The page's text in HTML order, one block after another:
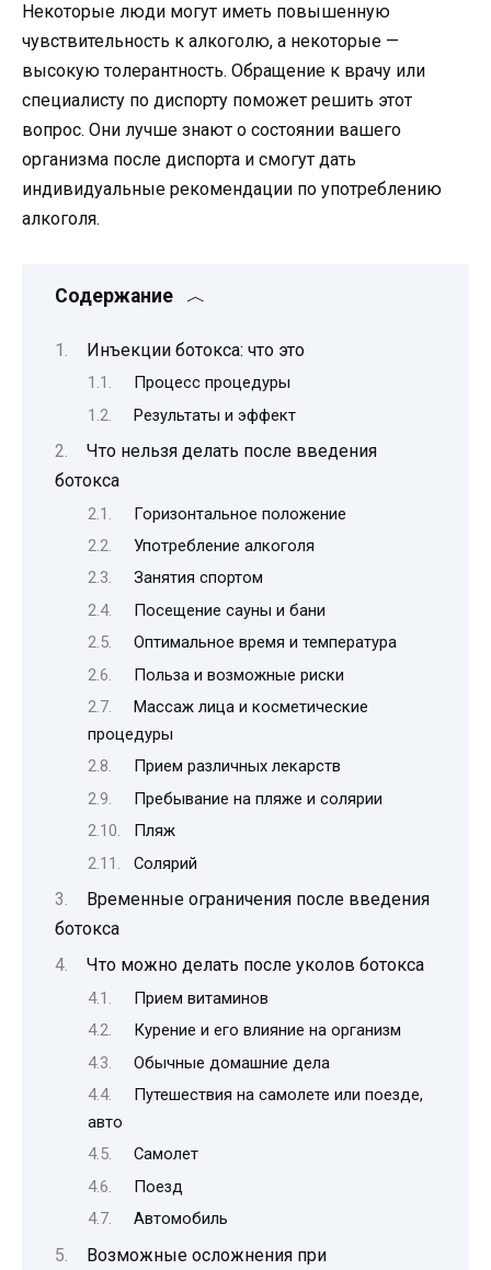
Некоторые люди могут иметь повышенную
чувствительность к алкоголю, а некоторые —
высокую толерантность. Обращение к врачу или
специалисту по диспорту поможет решить этот
вопрос. Они лучше знают о состоянии вашего
организма после диспорта и смогут дать
индивидуальные рекомендации по употреблению
алкоголя.
Содержание
Инъекции ботокса: что это
Процесс процедуры
Результаты и эффект
Что нельзя делать после введения
ботокса
Горизонтальное положение
Употребление алкоголя
Занятия спортом
Посещение сауны и бани
Оптимальное время и температура
Польза и возможные риски
Массаж лица и косметические
процедуры
Прием различных лекарств
Пребывание на пляже и солярии
Пляж
Солярий
Временные ограничения после введения
ботокса
Что можно делать после уколов ботокса
Прием витаминов
Курение и его влияние на организм
Обычные домашние дела
Путешествия на самолете или поезде,
авто
Самолет
Поезд
Автомобиль
Возможные осложнения при